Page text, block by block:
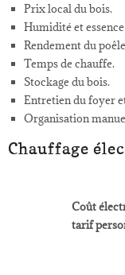
Prix local du bois.
Humidité et
Rendement du
Temps de chauffe.
Stockage du bois.
Entretien du foyer
Organisation
Chauffage
Coût
tarif